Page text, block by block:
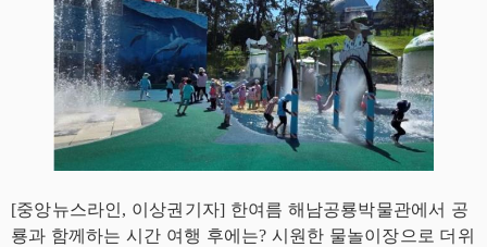
[중앙뉴스라인, 이상권기자] 한여름 해남공룡박물관에서 공
룡과 함께하는 시간 여행 후에는? 시원한 물놀이장으로 더위